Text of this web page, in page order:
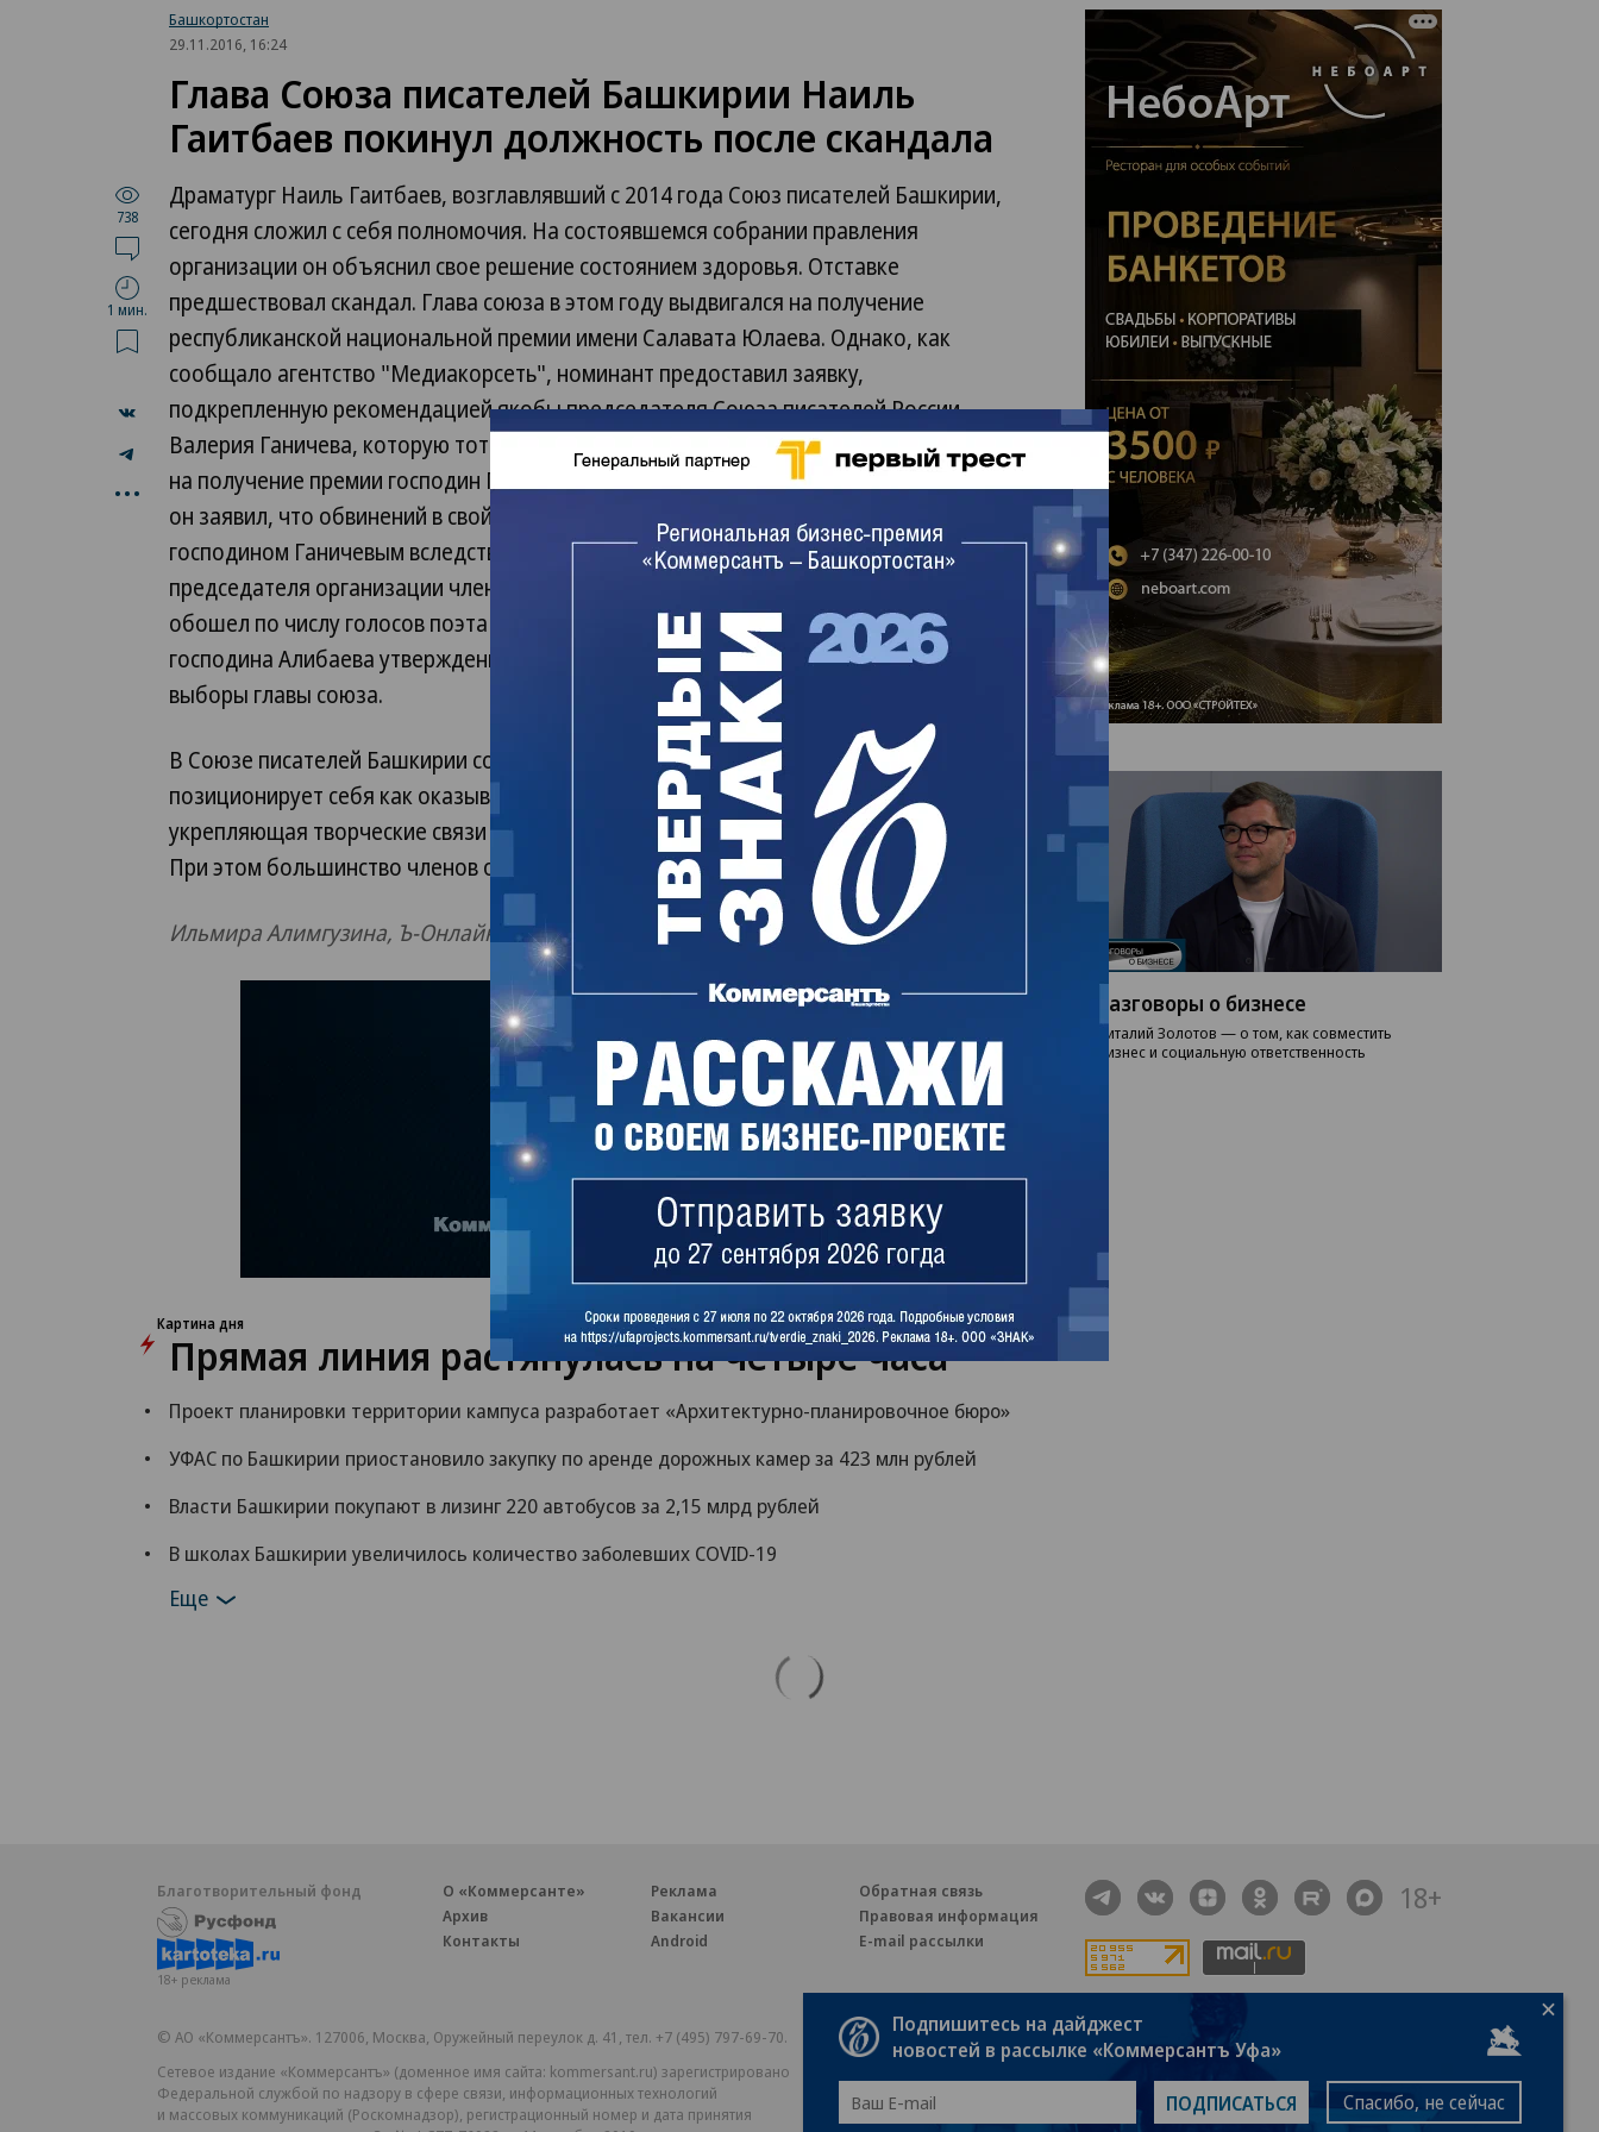
Башкортостан
29.11.2016, 16:24
Глава Союза писателей Башкирии Наиль
Гаитбаев покинул должность после скандала
738
1 мин.
...
Драматург Наиль Гаитбаев, возглавлявший с 2014 года Союз писателей Башкирии,
сегодня сложил с себя полномочия. На состоявшемся собрании правления
организации он объяснил свое решение состоянием здоровья. Отставке
предшествовал скандал. Глава союза в этом году выдвигался на получение
республиканской национальной премии имени Салавата Юлаева. Однако, как
сообщало агентство "Медиакорсеть", номинант предоставил заявку,
подкрепленную рекомендацией якобы председателя Союза писателей России
Валерия Ганичева, которую тот не подписывал. После этого из списка претендентов
на получение премии господин Гаитбаев был исключен. Членам правления сегодня
он заявил, что обвинений в свой адрес не признает, а его заявка не была подписана
господином Ганичевым вследствии того, что номинант был "охаян друзьями". Врио
председателя организации члены правления избрали прозаика Заки Алибаева. Он
обошел по числу голосов поэта и драматурга Айдара Хусаинова. Полномочия
господина Алибаева утверждены до марта 2017 года, после чего должны пройти
выборы главы союза.
В Союзе писателей Башкирии состоят более 260 членов. Организация
позиционирует себя как оказывающая помощь начинающим литераторам,
укрепляющая творческие связи с писательскими организациями других регионов.
При этом большинство членов организации - люди пенсионного возраста.
Ильмира Алимгузина, Ъ-Онлайн
Картина дня
Прямая линия растянулась на четыре часа
Проект планировки территории кампуса разработает «Архитектурно-планировочное бюро»
УФАС по Башкирии приостановило закупку по аренде дорожных камер за 423 млн рублей
Власти Башкирии покупают в лизинг 220 автобусов за 2,15 млрд рублей
В школах Башкирии увеличилось количество заболевших COVID-19
Еще
Разговоры о бизнесе
Виталий Золотов — о том, как совместить
бизнес и социальную ответственность
Благотворительный фонд
18+ реклама
О «Коммерсанте»
Архив
Контакты
Реклама
Вакансии
Android
Обратная связь
Правовая информация
E-mail рассылки
18+
© АО «Коммерсантъ». 127006, Москва, Оружейный переулок д. 41, тел. +7 (495) 797-69-70.
Сетевое издание «Коммерсантъ» (доменное имя сайта: kommersant.ru) зарегистрировано
Федеральной службой по надзору в сфере связи, информационных технологий
и массовых коммуникаций (Роскомнадзор), регистрационный номер и дата принятия
Партнерские проекты/материалы, новости компаний, материалы с пометкой
«Промо» и «Официальное сообщение» опубликованы на коммерческой основе.
На kommersant.ru применяются рекомендательные технологии.
Подробнее
Подпишитесь на дайджест
новостей в рассылке «Коммерсантъ Уфа»
ПОДПИСАТЬСЯ Спасибо, не сейчас